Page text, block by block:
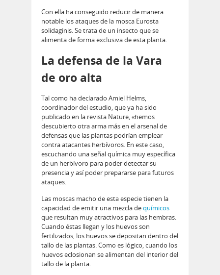
Con ella ha conseguido reducir de manera
notable los ataques de la mosca Eurosta
solidaginis. Se trata de un insecto que se
alimenta de forma exclusiva de esta planta.
La defensa de la Vara
de oro alta
Tal como ha declarado Amiel Helms,
coordinador del estudio, que ya ha sido
publicado en la revista Nature, «hemos
descubierto otra arma más en el arsenal de
defensas que las plantas podrían emplear
contra atacantes herbívoros. En este caso,
escuchando una señal química muy específica
de un herbívoro para poder detectar su
presencia y así poder prepararse para futuros
ataques.
Las moscas macho de esta especie tienen la
capacidad de emitir una mezcla dequímicos
que resultan muy atractivos para las hembras.
Cuando éstas llegan y los huevos son
fertilizados, los huevos se depositan dentro del
tallo de las plantas. Como es lógico, cuando los
huevos eclosionan se alimentan del interior del
tallo de la planta.